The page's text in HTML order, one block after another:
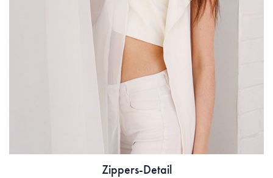
Zippers-Detail